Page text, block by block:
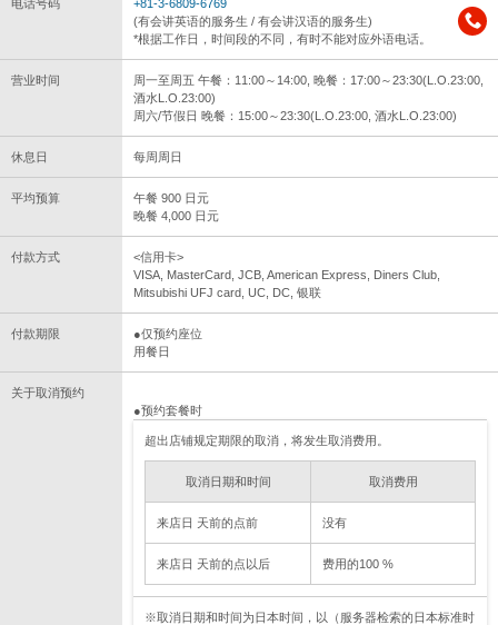
电话号码
+81-3-6809-6769
(有会讲英语的服务生 / 有会讲汉语的服务生)
*根据工作日，时间段的不同，有时不能对应外语电话。
营业时间
周一至周五 午餐：11:00～14:00, 晚餐：17:00～23:30(L.O.23:00,
酒水L.O.23:00)
周六/节假日 晚餐：15:00～23:30(L.O.23:00, 酒水L.O.23:00)
休息日 每周周日
平均预算
午餐 900 日元
晚餐 4,000 日元
付款方式
<信用卡>
VISA, MasterCard, JCB, American Express, Diners Club,
Mitsubishi UFJ card, UC, DC, 银联
付款期限
●仅预约座位
用餐日
关于取消预约
●预约套餐时
超出店铺规定期限的取消，将发生取消费用。
取消日期和时间 取消费用
来店日 天前的点前 没有
来店日 天前的点以后 费用的100 %
※取消日期和时间为日本时间，以（服务器检索的日本标准时